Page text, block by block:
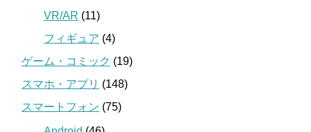
VR/AR (11)
フィギュア (4)
ゲーム・コミック (19)
スマホ・アプリ (148)
スマートフォン (75)